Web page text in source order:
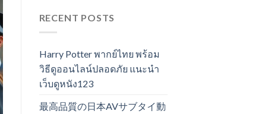
RECENT POSTS
Harry Potter พากย์ไทย พร้อม
วิธีดูออนไลน์ปลอดภัย แนะนำ
เว็บดูหนัง123
最高品質の日本AVサブタイ動